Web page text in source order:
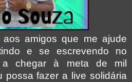
aos amigos que me ajude
e se escrevendo no
chegar à meta de mil
possa fazer a live solidária